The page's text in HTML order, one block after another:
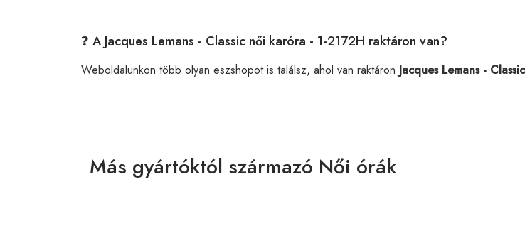
❓ A Jacques Lemans - Classic női karóra - 1-2172H raktáron van?
Weboldalunkon több olyan eszshopot is találsz, ahol van raktáron Jacques Lemans -
Más gyártóktól származó Női órák